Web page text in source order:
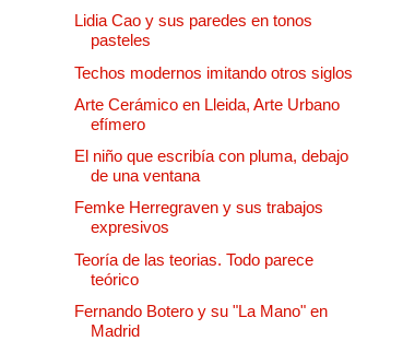
Lidia Cao y sus paredes en tonos
pasteles
Techos modernos imitando otros siglos
Arte Cerámico en Lleida, Arte Urbano
efímero
El niño que escribía con pluma, debajo
de una ventana
Femke Herregraven y sus trabajos
expresivos
Teoría de las teorias. Todo parece
teórico
Fernando Botero y su "La Mano" en
Madrid